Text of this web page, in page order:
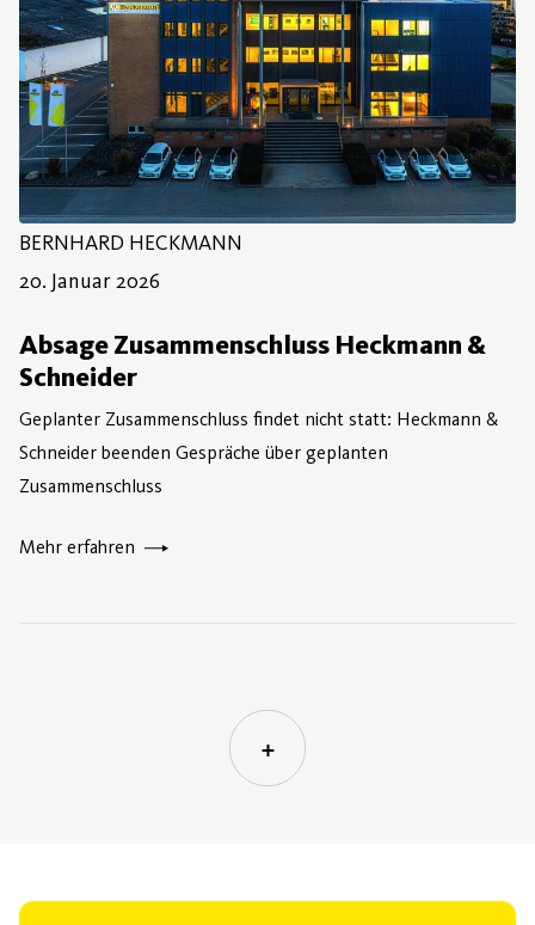
BERNHARD HECKMANN
20. Januar 2026
Absage Zusammenschluss Heckmann &
Schneider
Geplanter Zusammenschluss findet nicht statt: Heckmann &
Schneider beenden Gespräche über geplanten
Zusammenschluss
Mehr erfahren